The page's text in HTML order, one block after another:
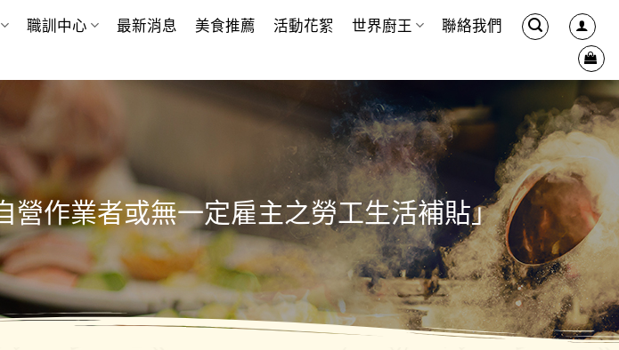
職訓中心 最新消息 美食推薦 活動花絮 世界廚王 聯絡我們
營作業者或無一定雇主之勞工生活補貼」